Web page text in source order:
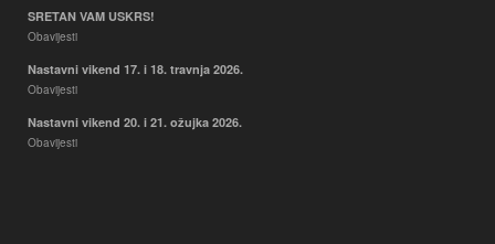
SRETAN VAM USKRS!
Obavijesti
Nastavni vikend 17. i 18. travnja 2026.
Obavijesti
Nastavni vikend 20. i 21. ožujka 2026.
Obavijesti